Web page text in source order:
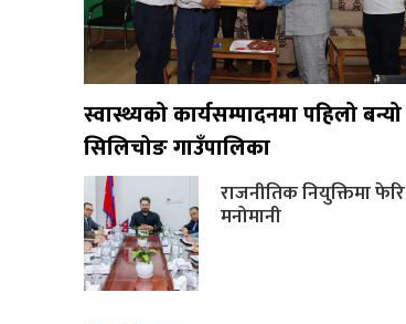
स्वास्थ्यको कार्यसम्पादनमा पहिलो बन्यो
सिलिचोङ गाउँपालिका
राजनीतिक नियुक्तिमा फेरि
मनोमानी